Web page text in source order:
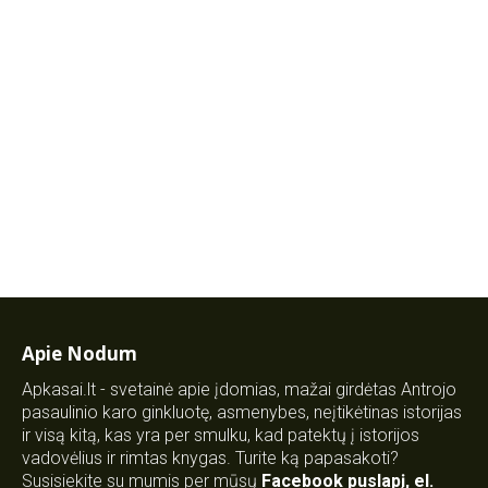
Apie Nodum
Apkasai.lt - svetainė apie įdomias, mažai girdėtas Antrojo
pasaulinio karo ginkluotę, asmenybes, neįtikėtinas istorijas
ir visą kitą, kas yra per smulku, kad patektų į istorijos
vadovėlius ir rimtas knygas. Turite ką papasakoti?
Susisiekite su mumis per mūsų Facebook puslapį, el.